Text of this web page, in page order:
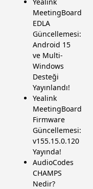
MeetingBoard
EDLA
Güncellemesi:
Android 15
ve Multi-
Windows
Desteği
Yayınlandı!
Yealink
MeetingBoard
Firmware
Güncellemesi:
v155.15.0.120
Yayında!
AudioCodes
CHAMPS
Nedir?